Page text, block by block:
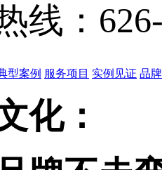
线：
型案例 服务项目 实例见证 品
化：